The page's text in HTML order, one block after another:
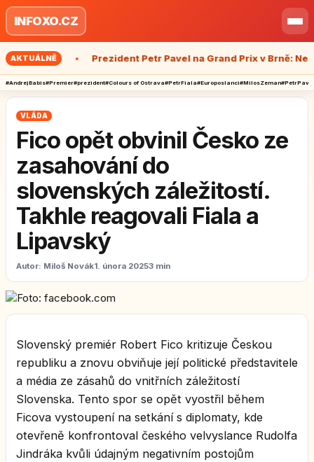
Přeskočit na obsah
INFOXO.CZ
AKTUÁLNĚ Prezident Petr Pavel na Grand Prix v Brně:
#AndrejBabis#Premier#prezident#Colours of Ostrava#PetrFiala#Europoslanci#MilosZeman#PetrPavel
VLÁDA
Fico opět obvinil Česko ze
zasahování do
slovenských záležitostí.
Takhle reagovali Fiala a
Lipavský
Autor: Miloš Novák1. února 20253 min
Slovenský premiér Robert Fico kritizuje Českou
republiku a znovu obviňuje její politické představitele
a média ze zásahů do vnitřních záležitostí
Slovenska. Tento spor se opět vyostřil během
Ficova vystoupení na setkání s diplomaty, kde
otevřeně konfrontoval českého velvyslance Rudolfa
Jindráka kvůli údajným negativním postojům